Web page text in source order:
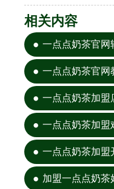
相关内容
一点点奶茶官网
一点点奶茶官网
一点点奶茶加盟
一点点奶茶加盟
策
一点点奶茶加盟
加盟一点点奶茶